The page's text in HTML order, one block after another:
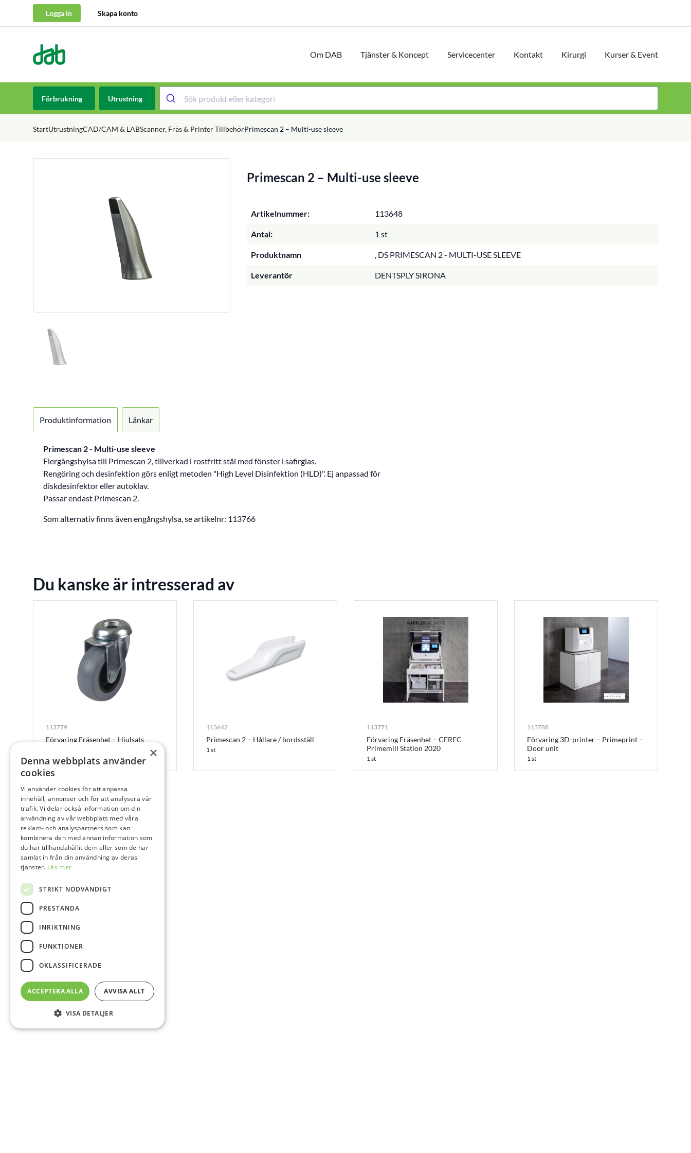
Logga in Skapa konto
DAB Dental Om DAB Tjänster & Koncept Servicecenter Kontakt Kirurgi Kurser & Event
Förbrukning Utrustning
StartUtrustningCAD/CAM & LABScanner, Fräs & Printer TillbehörPrimescan 2 – Multi-use sleeve
Primescan 2 – Multi-use sleeve
Artikelnummer: 113648
Antal: 1 st
Produktnamn , DS PRIMESCAN 2 - MULTI-USE SLEEVE
Leverantör DENTSPLY SIRONA
Produktinformation
Primescan 2 - Multi-use sleeve
Flergångshylsa till Primescan 2, tillverkad i rostfritt stål med fönster i safirglas.
Rengöring och desinfektion görs enligt metoden "High Level Disinfektion (HLD)". Ej anpassad för
diskdesinfektor eller autoklav.
Passar endast Primescan 2.
Som alternativ finns även engångshylsa, se artikelnr: 113766
Länkar
Du kanske är intresserad av
113779
Förvaring Fräsenhet – Hjulsats
113642
Primescan 2 – Hållare / bordsställ
1 st
113771
Förvaring Fräsenhet – CEREC
Primemill Station 2020
1 st
113788
Förvaring 3D-printer – Primeprint –
Door unit
1 st
×
Denna webbplats använder
cookies
Vi använder cookies för att anpassa
innehåll, annonser och för att analysera vår
trafik. Vi delar också information om din
användning av vår webbplats med våra
reklam- och analyspartners som kan
kombinera den med annan information som
du har tillhandahållit dem eller som de har
samlat in från din användning av deras
tjänster. Läs mer
STRIKT NÖDVÄNDIGT
PRESTANDA
INRIKTNING
FUNKTIONER
OKLASSIFICERADE
ACCEPTERA ALLA AVVISA ALLT
VISA DETALJER